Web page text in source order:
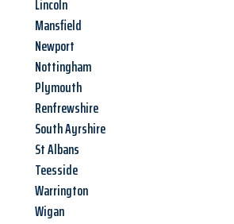
Lincoln
Mansfield
Newport
Nottingham
Plymouth
Renfrewshire
South Ayrshire
St Albans
Teesside
Warrington
Wigan